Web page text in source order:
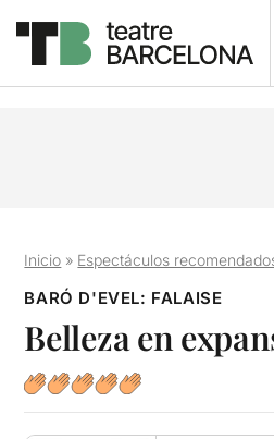
Inicio » Espectáculos
BARÓ D'EVEL: FALAISE
Belleza en